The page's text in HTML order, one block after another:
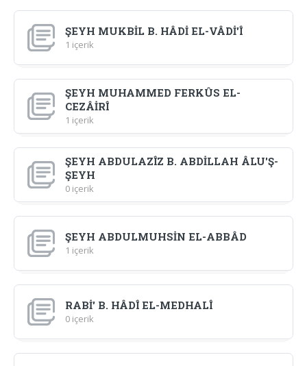
ŞEYH MUKBİL B. HÂDİ EL-VÂDİ'Î
1 içerik
ŞEYH MUHAMMED FERKÛS EL-
CEZÂİRÎ
1 içerik
ŞEYH ABDULAZÎZ B. ABDİLLAH ÂLU'Ş-
ŞEYH
0 içerik
ŞEYH ABDULMUHSİN EL-ABBÂD
1 içerik
RABİ' B. HÂDÎ EL-MEDHALÎ
0 içerik